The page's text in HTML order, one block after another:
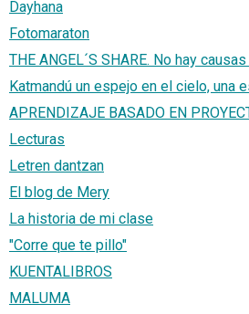
Dayhana
Fotomaraton
THE ANGEL´S SHARE. No hay
Katmandú un espejo en el cielo, una
APRENDIZAJE BASADO EN
Lecturas
Letren dantzan
El blog de Mery
La historia de mi clase
"Corre que te pillo"
KUENTALIBROS
MALUMA